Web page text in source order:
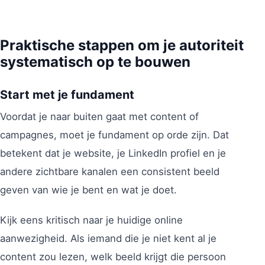
Praktische stappen om je autoriteit
systematisch op te bouwen
Start met je fundament
Voordat je naar buiten gaat met content of
campagnes, moet je fundament op orde zijn. Dat
betekent dat je website, je LinkedIn profiel en je
andere zichtbare kanalen een consistent beeld
geven van wie je bent en wat je doet.
Kijk eens kritisch naar je huidige online
aanwezigheid. Als iemand die je niet kent al je
content zou lezen, welk beeld krijgt die persoon